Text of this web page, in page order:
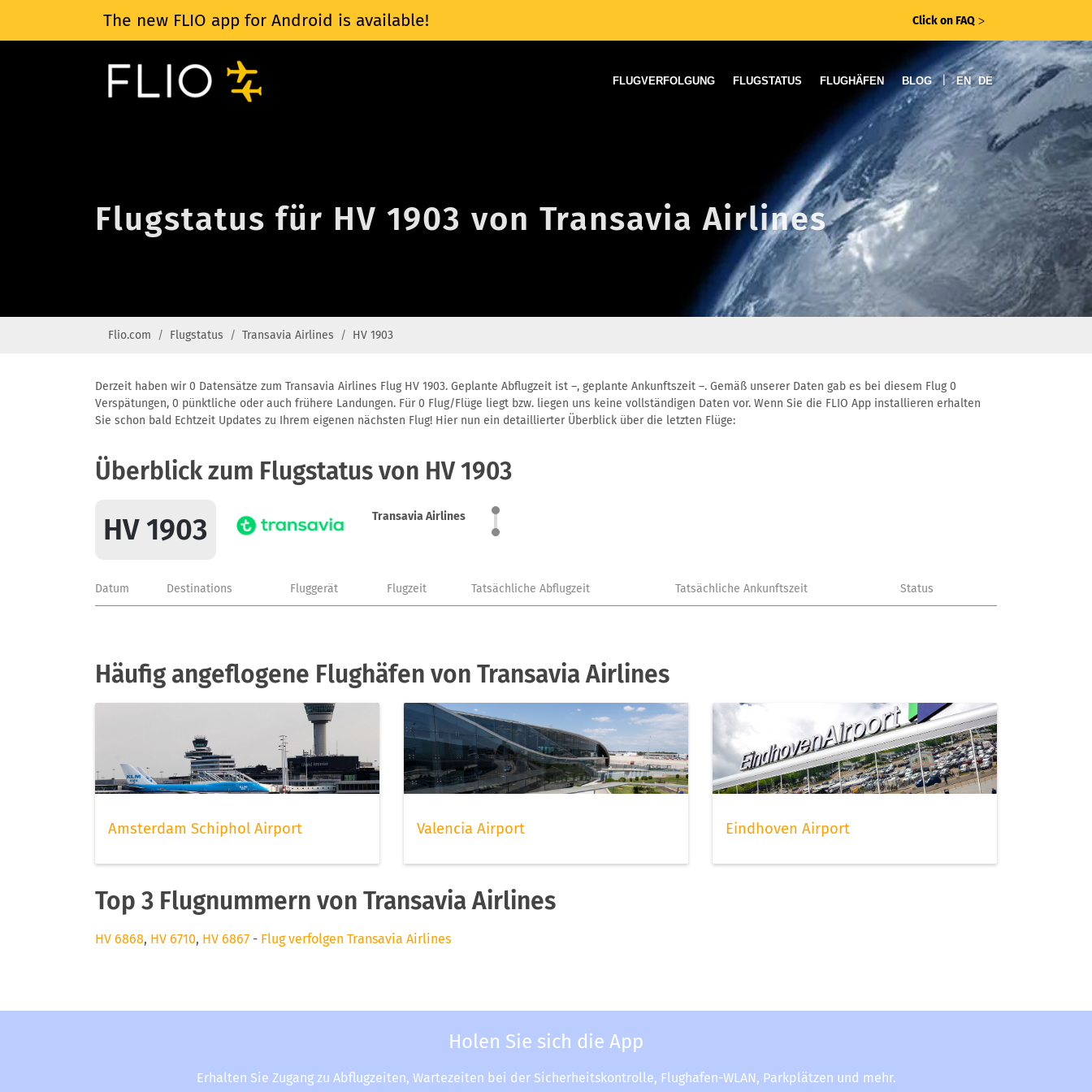
The new FLIO app for Android is available! Click on FAQ ᐳ
FLUGVERFOLGUNG FLUGSTATUS FLUGHÄFEN BLOG | EN DE
Flugstatus für HV 1903 von Transavia Airlines
Flio.com Flugstatus Transavia Airlines HV 1903
Derzeit haben wir 0 Datensätze zum Transavia Airlines Flug HV 1903. Geplante Abflugzeit ist –, geplante Ankunftszeit –. Gemäß unserer Daten gab es bei diesem Flug 0
Verspätungen, 0 pünktliche oder auch frühere Landungen. Für 0 Flug/Flüge liegt bzw. liegen uns keine vollständigen Daten vor. Wenn Sie die FLIO App installieren erhalten
Sie schon bald Echtzeit Updates zu Ihrem eigenen nächsten Flug! Hier nun ein detaillierter Überblick über die letzten Flüge:
Überblick zum Flugstatus von HV 1903
HV 1903 Transavia Airlines
Datum Destinations Fluggerät Flugzeit Tatsächliche Abflugzeit Tatsächliche Ankunftszeit Status
Häufig angeflogene Flughäfen von Transavia Airlines
Amsterdam Schiphol Airport Valencia Airport Eindhoven Airport
Top 3 Flugnummern von Transavia Airlines
HV 6868, HV 6710, HV 6867 - Flug verfolgen Transavia Airlines
Holen Sie sich die App
Erhalten Sie Zugang zu Abflugzeiten, Wartezeiten bei der Sicherheitskontrolle, Flughafen-WLAN, Parkplätzen und mehr.